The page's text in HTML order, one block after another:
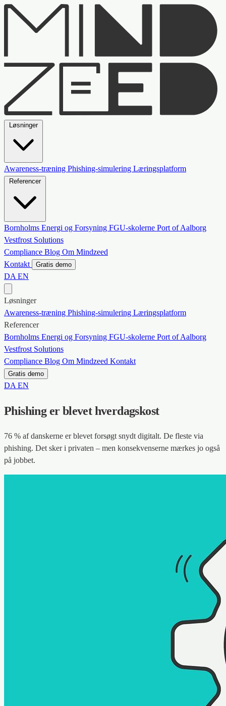
Løsninger
Awareness-træning Phishing-simulering Læringsplatform
Referencer
Bornholms Energi og Forsyning FGU-skolerne Port of Aalborg
Vestfrost Solutions
Compliance Blog Om Mindzeed
Kontakt
Gratis demo
DA EN
Løsninger
Awareness-træning Phishing-simulering Læringsplatform
Referencer
Bornholms Energi og Forsyning FGU-skolerne Port of Aalborg
Vestfrost Solutions
Compliance Blog Om Mindzeed Kontakt
Gratis demo
DA EN
Phishing er blevet hverdagskost
76 % af danskerne er blevet forsøgt snydt digitalt. De fleste via
phishing. Det sker i privaten – men konsekvenserne mærkes jo også
på jobbet.